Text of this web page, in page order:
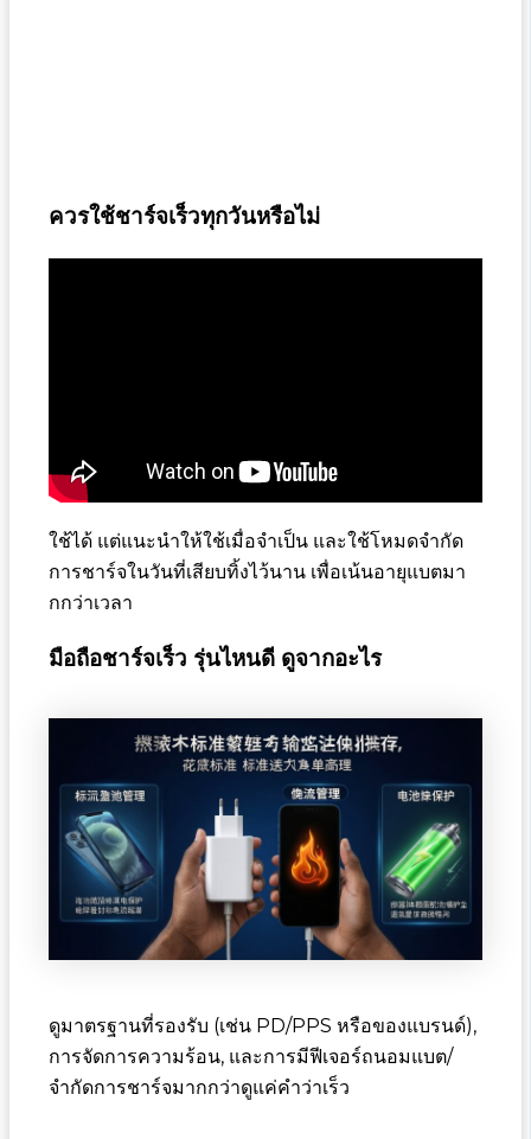
ควรใช้ชาร์จเร็วทุกวันหรือไม่
ใช้ได้ แต่แนะนำให้ใช้เมื่อจำเป็น และใช้โหมดจำกัด
การชาร์จในวันที่เสียบทิ้งไว้นาน เพื่อเน้นอายุแบตมา
กกว่าเวลา
มือถือชาร์จเร็ว รุ่นไหนดี ดูจากอะไร
ดูมาตรฐานที่รองรับ (เช่น PD/PPS หรือของแบรนด์),
การจัดการความร้อน, และการมีฟีเจอร์ถนอมแบต/
จำกัดการชาร์จมากกว่าดูแค่คำว่าเร็ว